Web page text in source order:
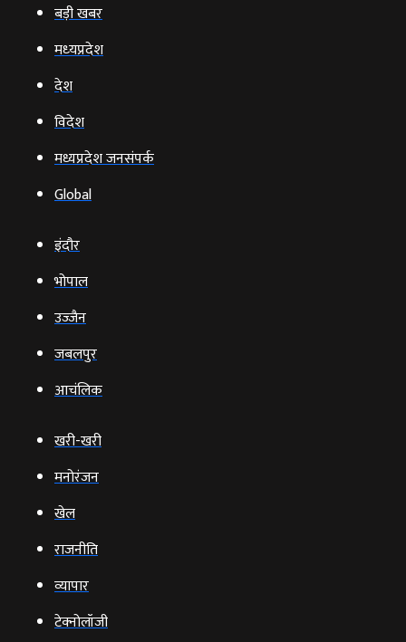
बड़ी खबर
मध्‍यप्रदेश
देश
विदेश
मध्यप्रदेश जनसंपर्क
Global
इंदौर
भोपाल
उज्‍जैन
जबलपुर
आचंलिक
खरी-खरी
मनोरंजन
खेल
राजनीति
व्‍यापार
टेक्‍नोलॉजी